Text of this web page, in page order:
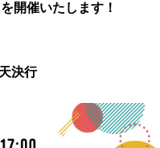
開催いたします！
決行